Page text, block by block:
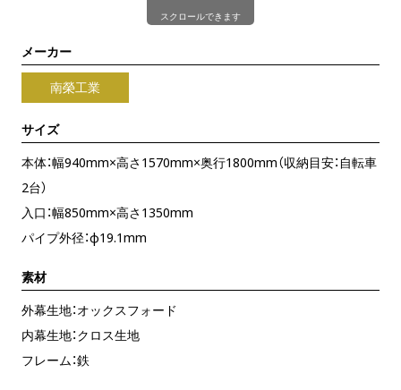
スクロールできます
メーカー
南榮工業
サイズ
本体：幅940mm×高さ1570mm×奥行1800mm（収納目安：自転車
2台）
入口：幅850mm×高さ1350mm
パイプ外径：φ19.1mm
素材
外幕生地：オックスフォード
内幕生地：クロス生地
フレーム：鉄